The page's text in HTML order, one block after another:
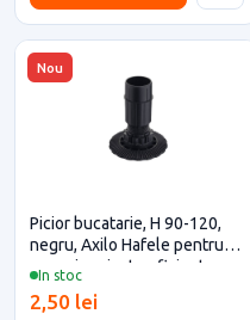
Nou
In stoc
Picior bucatarie, H 90-120,
negru, Axilo Hafele pentru
casa si proiecte eficiente
2,50 lei